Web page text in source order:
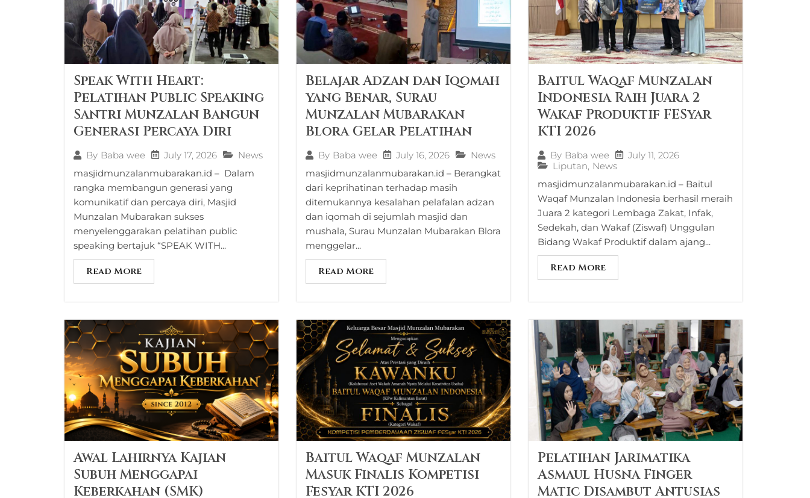
Speak With Heart:
Pelatihan Public Speaking
Santri Munzalan Bangun
Generasi Percaya Diri
By Baba wee July 17, 2026
News
masjidmunzalanmubarakan.id – Dalam
rangka membangun generasi yang
komunikatif dan percaya diri, Masjid
Munzalan Mubarakan sukses
menyelenggarakan pelatihan public
speaking bertajuk “SPEAK WITH...
Read More
Belajar Adzan dan Iqomah
yang Benar, Surau
Munzalan Mubarakan
Blora Gelar Pelatihan
By Baba wee July 16, 2026
News
masjidmunzalanmubarakan.id – Berangkat
dari keprihatinan terhadap masih
ditemukannya kesalahan pelafalan adzan
dan iqomah di sejumlah masjid dan
mushala, Surau Munzalan Mubarakan Blora
menggelar...
Read More
Baitul Waqaf Munzalan
Indonesia Raih Juara 2
Wakaf Produktif FESyar
KTI 2026
By Baba wee
July 11, 2026
Liputan, News
masjidmunzalanmubarakan.id – Baitul
Waqaf Munzalan Indonesia berhasil meraih
Juara 2 kategori Lembaga Zakat, Infak,
Sedekah, dan Wakaf (Ziswaf) Unggulan
Bidang Wakaf Produktif dalam ajang...
Read More
Awal Lahirnya Kajian
Subuh Menggapai
Keberkahan (SMK)
Baitul Waqaf Munzalan
Masuk Finalis Kompetisi
Fesyar KTI 2026
Pelatihan Jarimatika
Asmaul Husna Finger
Matic Disambut Antusias